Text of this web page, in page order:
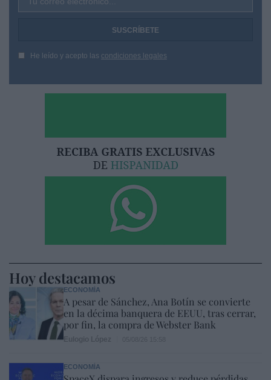
He leído y acepto las condiciones legales
Hoy destacamos
ECONOMÍA
A pesar de Sánchez, Ana Botín se convierte
en la décima banquera de EEUU, tras cerrar,
por fin, la compra de Webster Bank
ECONOMÍA